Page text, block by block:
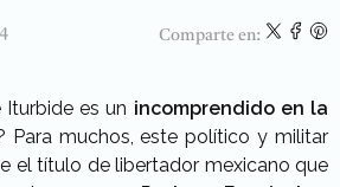
Comparte en:
es un incomprendido en la
Para muchos, este político y militar
el título de libertador mexicano que